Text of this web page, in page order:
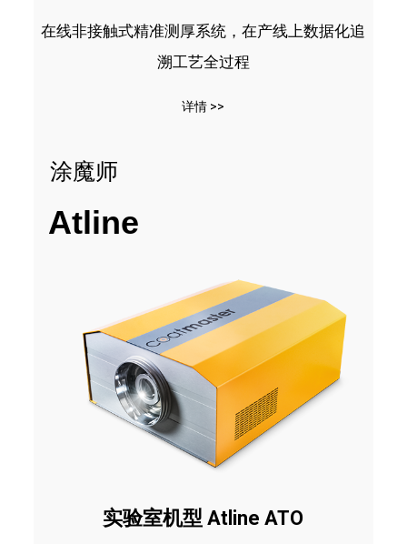
在线非接触式精准测厚系统，在产线上数据化追
溯工艺全过程
详情 >>
涂魔师
Atline
实验室机型 Atline ATO